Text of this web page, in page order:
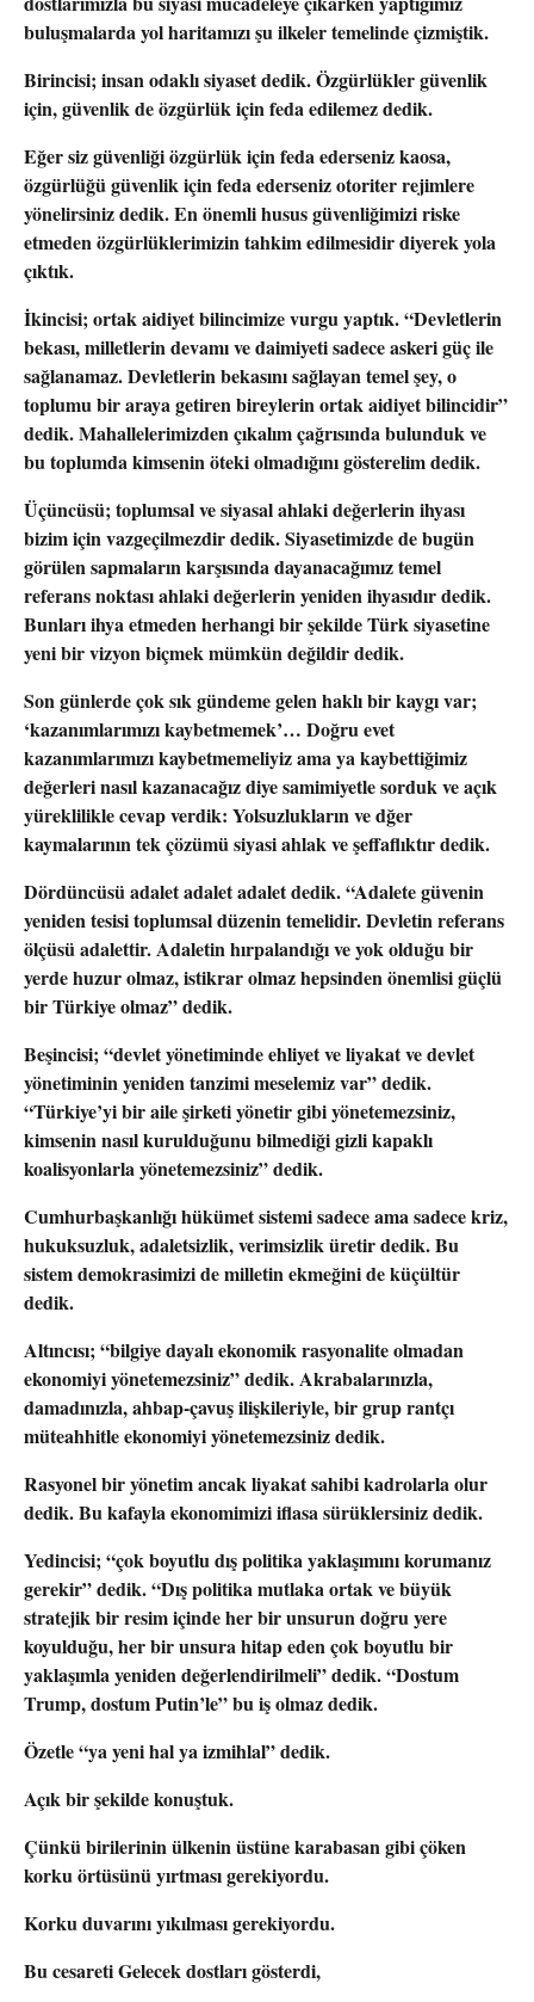
buluşmalarda yol haritamızı şu ilkeler temelinde çizmiştik.
Birincisi; insan odaklı siyasetdedik. Özgürlükler güvenlik
için, güvenlik de özgürlük için feda edilemez dedik.
Eğer siz güvenliği özgürlük için feda ederseniz kaosa,
özgürlüğü güvenlik için feda ederseniz otoriter rejimlere
yönelirsiniz dedik. En önemli husus güvenliğimizi riske
etmeden özgürlüklerimizin tahkim edilmesidirdiyerek yola
çıktık.
İkincisi; ortak aidiyet bilincimize vurgu yaptık. “Devletlerin
bekası, milletlerin devamı ve daimiyeti sadece askeri güç ile
sağlanamaz. Devletlerin bekasını sağlayan temel şey, o
toplumu bir araya getiren bireylerin ortak aidiyet bilincidir”
dedik. Mahallelerimizden çıkalım çağrısında bulunduk ve
bu toplumda kimsenin öteki olmadığını gösterelimdedik.
Üçüncüsü; toplumsal ve siyasal ahlaki değerlerin ihyası
bizim için vazgeçilmezdir dedik. Siyasetimizde de bugün
görülen sapmaların karşısında dayanacağımız temel
referans noktası ahlaki değerlerin yeniden ihyasıdırdedik.
Bunları ihya etmeden herhangi bir şekilde Türk siyasetine
yeni bir vizyon biçmek mümkün değildirdedik.
Son günlerde çok sık gündeme gelen haklı bir kaygı var;
‘kazanımlarımızı kaybetmemek’… Doğru evet
kazanımlarımızı kaybetmemeliyiz ama ya kaybettiğimiz
değerleri nasıl kazanacağız diye samimiyetle sorduk ve açık
yüreklilikle cevap verdik: Yolsuzlukların ve dğer
kaymalarının tek çözümü siyasi ahlak ve şeffaflıktır dedik.
Dördüncüsü adalet adalet adalet dedik. “Adalete güvenin
yeniden tesisi toplumsal düzenin temelidir. Devletin referans
ölçüsü adalettir. Adaletin hırpalandığı ve yok olduğu bir
yerde huzur olmaz, istikrar olmaz hepsinden önemlisi güçlü
bir Türkiye olmaz” dedik.
Beşincisi; “devlet yönetiminde ehliyet ve liyakat ve devlet
yönetiminin yeniden tanzimi meselemiz var” dedik.
“Türkiye’yi bir aile şirketi yönetir gibi yönetemezsiniz,
kimsenin nasıl kurulduğunu bilmediği gizli kapaklı
koalisyonlarla yönetemezsiniz” dedik.
Cumhurbaşkanlığı hükümet sistemi sadece ama sadece kriz,
hukuksuzluk, adaletsizlik, verimsizlik üretir dedik. Bu
sistem demokrasimizi de milletin ekmeğini de küçültür
dedik.
Altıncısı; “bilgiye dayalı ekonomik rasyonaliteolmadan
ekonomiyi yönetemezsiniz” dedik. Akrabalarınızla,
damadınızla, ahbap-çavuş ilişkileriyle, bir grup rantçı
müteahhitle ekonomiyi yönetemezsiniz dedik.
Rasyonel bir yönetim ancak liyakat sahibi kadrolarla olur
dedik. Bu kafayla ekonomimizi iflasa sürüklersiniz dedik.
Yedincisi; “çok boyutlu dış politika yaklaşımını korumanız
gerekir” dedik. “Dış politika mutlaka ortak ve büyük
stratejik bir resim içinde her bir unsurun doğru yere
koyulduğu, her bir unsura hitap eden çok boyutlu bir
yaklaşımla yeniden değerlendirilmeli”dedik. “Dostum
Trump, dostum Putin’le” bu iş olmaz dedik.
Özetle “ya yeni hal ya izmihlal” dedik.
Açık bir şekilde konuştuk.
Çünkü birilerinin ülkenin üstüne karabasan gibi çöken
korku örtüsünü yırtması gerekiyordu.
Korku duvarını yıkılması gerekiyordu.
Bu cesareti Gelecek dostları gösterdi,